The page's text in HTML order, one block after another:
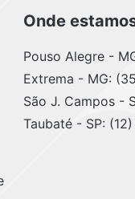
Onde
Pouso Alegre -
Extrema - MG:
São J. Campos -
Taubaté - SP: